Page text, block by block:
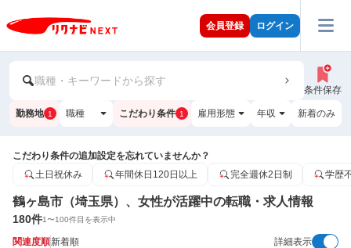
会員登録 ログイン
職種・キーワードから探す
条件保存
勤務地 1 職種 こだわり条件 1 雇用形態 年収 新着のみ
こだわり条件の追加設定を忘れていませんか？
土日祝休み
年間休日120日以上 完全週休2日制 学歴
鶴ヶ島市（埼玉県）、女性が活躍中の転職・求人情報
180件1〜100件目を表示中
関連度順新着順 詳細表示